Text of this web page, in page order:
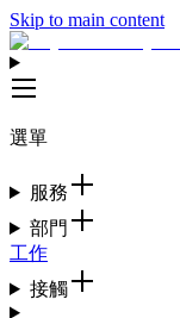
Skip to main content
選單
服務
部門
工作
接觸